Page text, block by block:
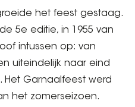
het feest gestaag.
5e editie, in 1955 van
intussen op: van
uiteindelijk naar eind
Het Garnaalfeest werd
het zomerseizoen.